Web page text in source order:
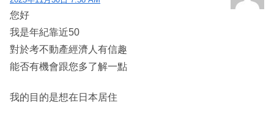
您好
我是年紀靠近50
對於考不動產經濟人有信趣
能否有機會跟您多了解一點
我的目的是想在日本居住